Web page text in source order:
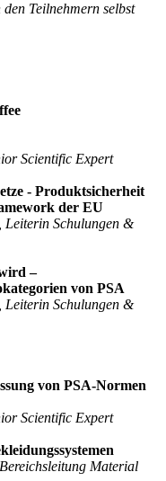
Teilnehmern selbst
Scientific Expert
- Produktsicherheit
der EU
Schulungen &
–
von PSA
Schulungen &
von PSA-Normen
Scientific Expert
Material